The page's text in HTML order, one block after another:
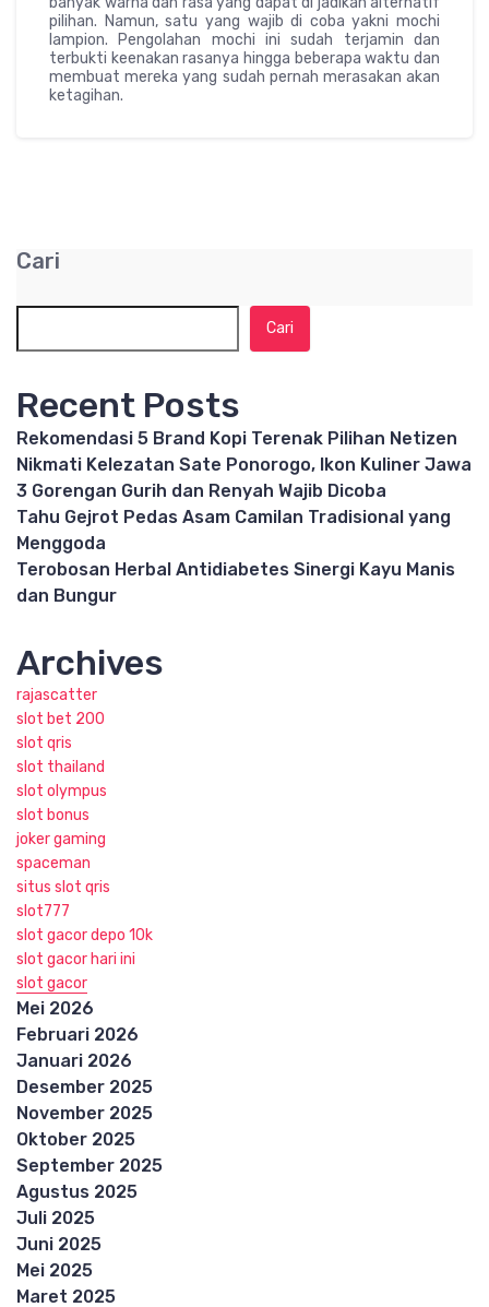
pilihan. Namun, satu yang wajib di coba yakni mochi
lampion. Pengolahan mochi ini sudah terjamin dan
terbukti keenakan rasanya hingga beberapa waktu dan
membuat mereka yang sudah pernah merasakan akan
ketagihan.
Cari
Cari
Recent Posts
Rekomendasi 5 Brand Kopi Terenak Pilihan Netizen
Nikmati Kelezatan Sate Ponorogo, Ikon Kuliner Jawa
3 Gorengan Gurih dan Renyah Wajib Dicoba
Tahu Gejrot Pedas Asam Camilan Tradisional yang
Menggoda
Terobosan Herbal Antidiabetes Sinergi Kayu Manis
dan Bungur
Archives
rajascatter
slot bet 200
slot qris
slot thailand
slot olympus
slot bonus
joker gaming
spaceman
situs slot qris
slot777
slot gacor depo 10k
slot gacor hari ini
slot gacor
Mei 2026
Februari 2026
Januari 2026
Desember 2025
November 2025
Oktober 2025
September 2025
Agustus 2025
Juli 2025
Juni 2025
Mei 2025
Maret 2025